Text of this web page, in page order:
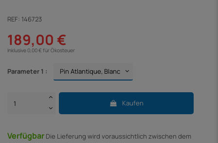
REF: 146723
189,00 €
Inklusive 0,00 € für Ökosteuer
Parameter 1 :
Kaufen
Verfügbar Die Lieferung wird voraussichtlich zwischen dem